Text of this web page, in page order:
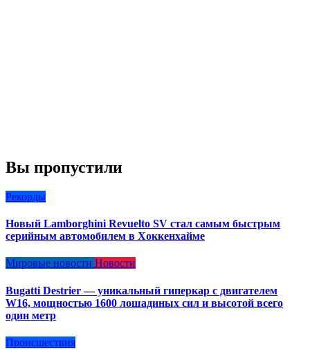
Вы пропустили
Рекорды
Новый Lamborghini Revuelto SV стал самым быстрым
серийным автомобилем в Хоккенхайме
Мировые новости Новости
Bugatti Destrier — уникальный гиперкар с двигателем
W16, мощностью 1600 лошадиных сил и высотой всего
один метр
Происшествия